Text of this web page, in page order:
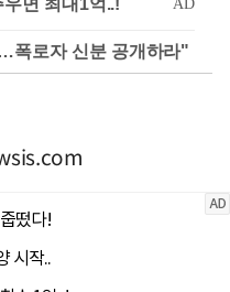
폭로자 신분 공개하라"